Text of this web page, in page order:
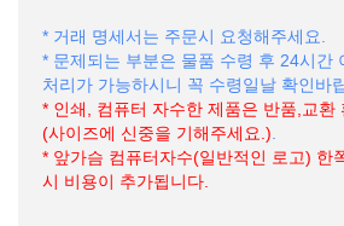
* 거래 명세서는 주문시 요청해주세요.
* 문제되는 부분은 물품 수령 후 24시간
처리가 가능하시니 꼭 수령일날 확인바
* 인쇄, 컴퓨터 자수한 제품은 반품,교환
(사이즈에 신중을 기해주세요.)
* 앞가슴 컴퓨터자수(일반적인 로고) 한
시 비용이 추가됩니다.